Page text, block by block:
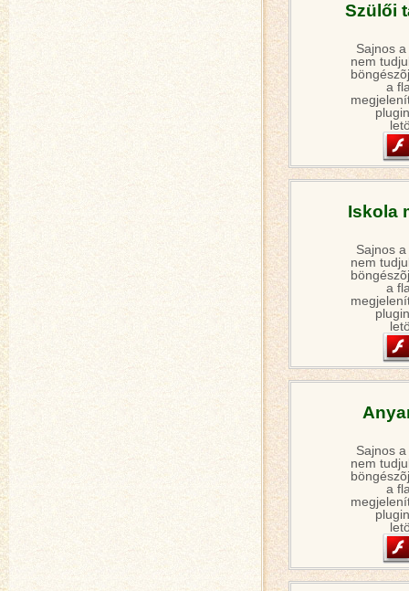
Szülői
Sajnos
nem
a
Iskola
Sajnos
nem
a
Sajnos
nem
a